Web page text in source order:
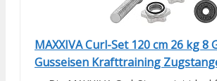
MAXXIVA Curl-Set 120 cm 26 kg 8
Gusseisen Krafttraining